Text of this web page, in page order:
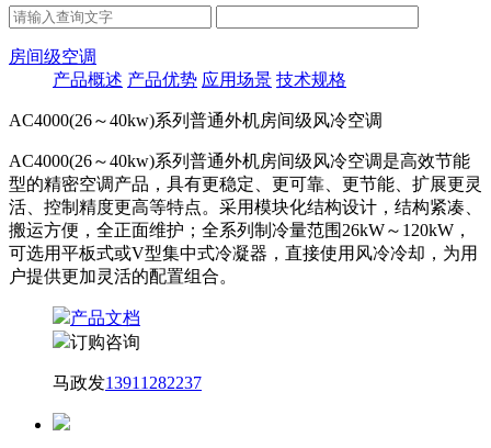
房间级空调
产品概述 产品优势 应用场景 技术规格
AC4000(26～40kw)系列普通外机房间级风冷空调
AC4000(26～40kw)系列普通外机房间级风冷空调是高效节能
型的精密空调产品，具有更稳定、更可靠、更节能、扩展更灵
活、控制精度更高等特点。采用模块化结构设计，结构紧凑、
搬运方便，全正面维护；全系列制冷量范围26kW～120kW，
可选用平板式或V型集中式冷凝器，直接使用风冷冷却，为用
户提供更加灵活的配置组合。
产品文档
订购咨询
马政发13911282237